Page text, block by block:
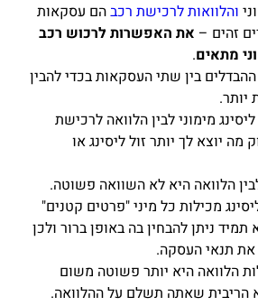
והלוואות לרכישת רכבהם עסקאות
זהים – את האפשרות לרכוש רכב
מתאים.
בין שתי העסקאות בכדי להבין
מימוני לבין הלוואה לרכישת
מה יוצא לך יותר זול ליסינג או
הלוואה היא לא השוואה פשוטה.
מכילות כל מיני "פרטים קטנים"
ניתן להבחין בה באופן ברור ולכן
את תנאי העסקה.
הלוואה היא יותר פשוטה משום
הריבית שאתה תשלם על ההלוואה.